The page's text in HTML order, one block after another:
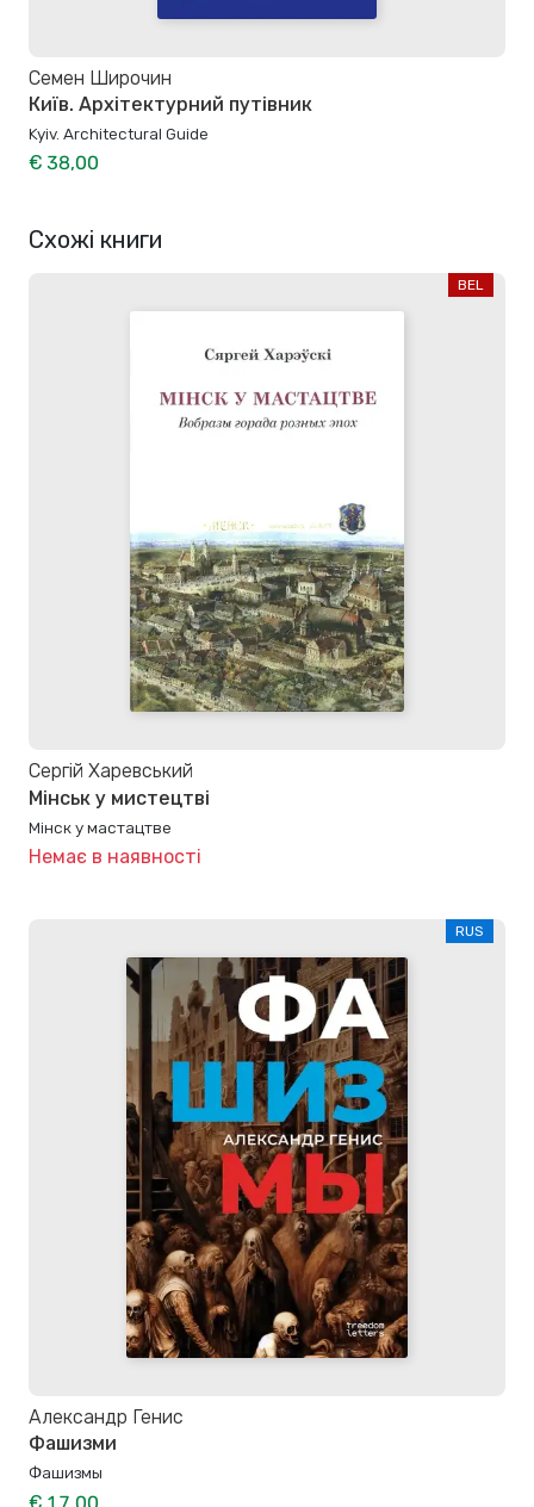
Семен Широчин
Київ. Архітектурний путівник
Kyiv. Architectural Guide
€ 38,00
Схожі книги
BEL
Сергій Харевський
Мінськ у мистецтві
Мінск у мастацтве
Немає в наявності
RUS
Александр Генис
Фашизми
Фашизмы
€ 17,00